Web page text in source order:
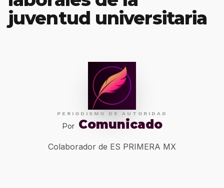
juventud universitaria
PERIODISMO DE AUTORIDAD
Por Comunicado
Colaborador de ES PRIMERA MX